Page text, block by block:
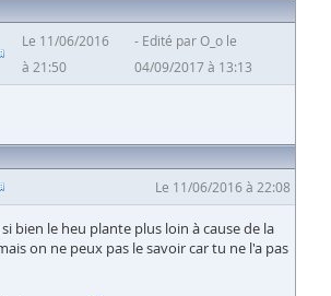
Le 11/06/2016
à 21:50
Edité par O_o le
04/09/2017 à 13:13
Le 11/06/2016 à 22:08
bien le heu plante plus loin à cause de la
on ne peux pas le savoir car tu ne l'a pas